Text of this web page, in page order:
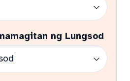
ng Lungsod